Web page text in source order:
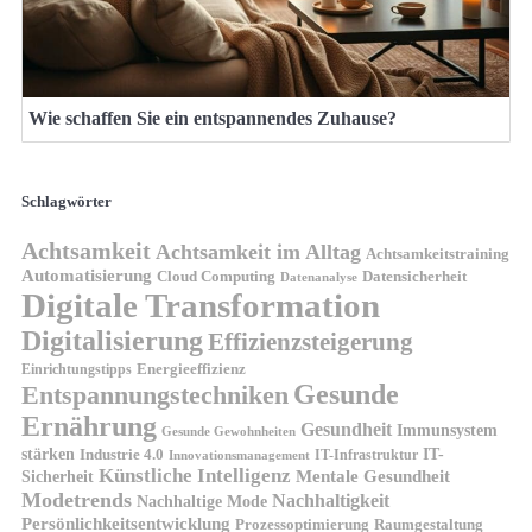
Wie schaffen Sie ein entspannendes Zuhause?
Schlagwörter
Achtsamkeit Achtsamkeit im Alltag Achtsamkeitstraining
Automatisierung Cloud Computing Datenanalyse Datensicherheit
Digitale Transformation
Digitalisierung Effizienzsteigerung
Einrichtungstipps Energieeffizienz
Entspannungstechniken Gesunde
Ernährung Gesunde Gewohnheiten Gesundheit Immunsystem
stärken Industrie 4.0 Innovationsmanagement IT-Infrastruktur IT-
Sicherheit Künstliche Intelligenz Mentale Gesundheit
Modetrends Nachhaltige Mode Nachhaltigkeit
Persönlichkeitsentwicklung Prozessoptimierung Raumgestaltung